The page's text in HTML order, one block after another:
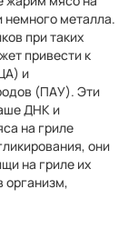
немного металла.
при таких
привести к
и
(ПАУ). Эти
ДНК и
на гриле
они
на гриле их
организм,